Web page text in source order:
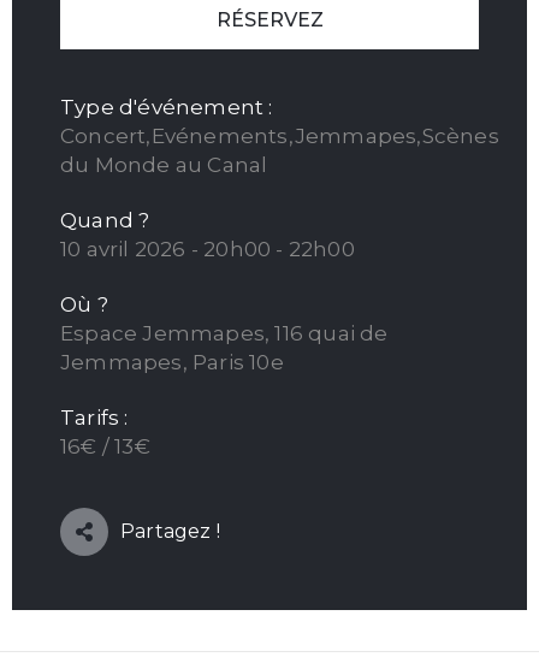
RÉSERVEZ
Type d'événement :
Concert,Evénements,Jemmapes,Scènes
du Monde au Canal
Quand ?
10 avril 2026 - 20h00 - 22h00
Où ?
Espace Jemmapes, 116 quai de
Jemmapes, Paris 10e
Tarifs :
16€ / 13€
Partagez !